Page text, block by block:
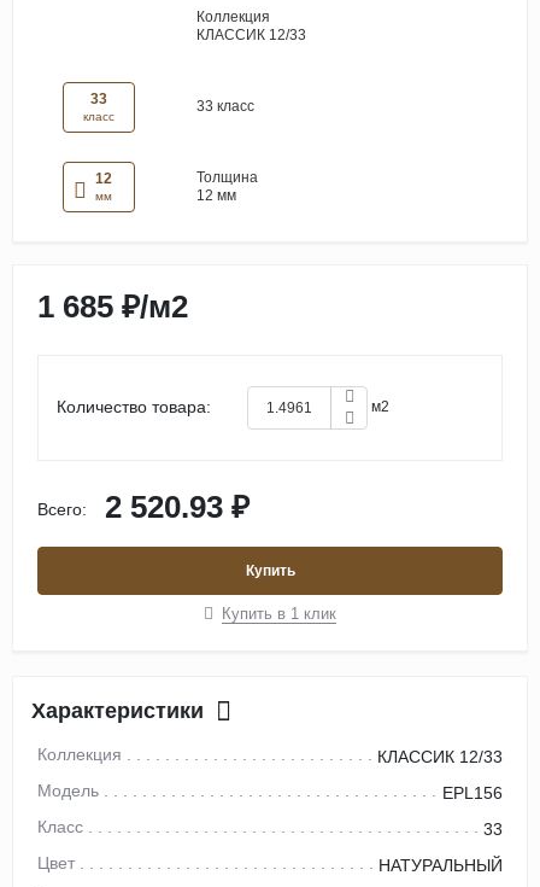
Коллекция
КЛАССИК 12/33
33
класс
33 класс
12
мм
Толщина
12 мм
1 685 ₽/м2
Количество товара: м2
Всего: 2 520.93 ₽
Купить
Купить в 1 клик
Характеристики
Коллекция
КЛАССИК 12/33
Модель
EPL156
Класс
33
Цвет
НАТУРАЛЬНЫЙ